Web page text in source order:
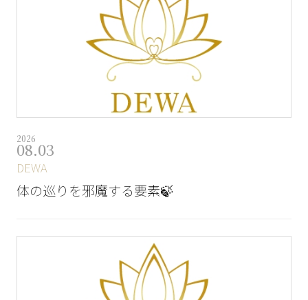
2026
08.03
DEWA
体の巡りを邪魔する要素🍃